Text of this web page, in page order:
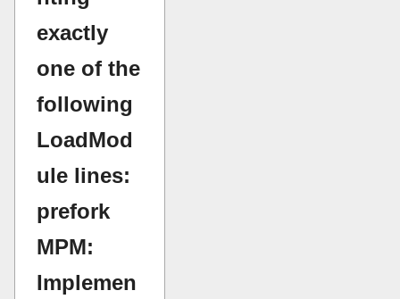
exactly
one of the
following
LoadMod
ule lines:
prefork
MPM:
Implemen